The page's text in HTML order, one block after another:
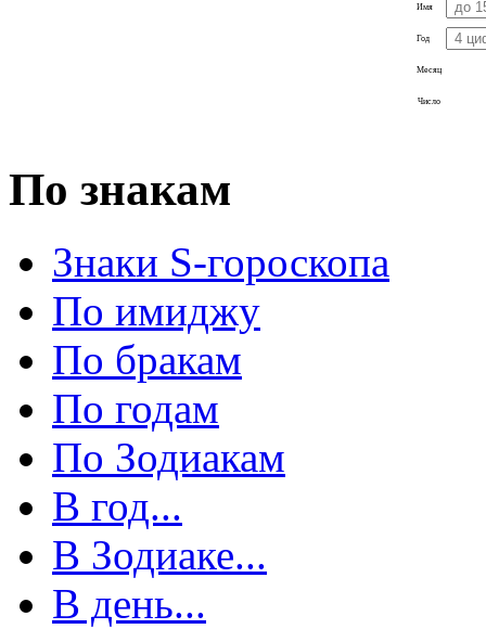
Имя
Год
Месяц
Число
По знакам
Знаки S-гороскопа
По имиджу
По бракам
По годам
По Зодиакам
В год...
В Зодиаке...
В день...